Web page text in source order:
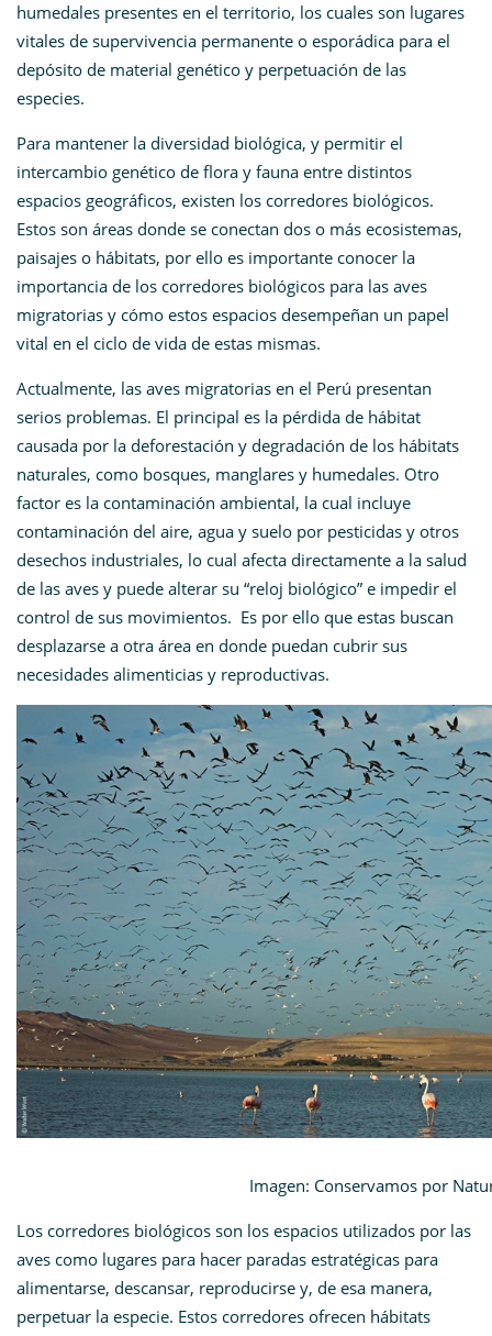
humedales presentes en el territorio, los cuales son lugares
vitales de supervivencia permanente o esporádica para el
depósito de material genético y perpetuación de las
especies.
Para mantener la diversidad biológica, y permitir el
intercambio genético de flora y fauna entre distintos
espacios geográficos, existen los corredores biológicos.
Estos son áreas donde se conectan dos o más ecosistemas,
paisajes o hábitats, por ello es importante conocer la
importancia de los corredores biológicos para las aves
migratorias y cómo estos espacios desempeñan un papel
vital en el ciclo de vida de estas mismas.
Actualmente, las aves migratorias en el Perú presentan
serios problemas. El principal es la pérdida de hábitat
causada por la deforestación y degradación de los hábitats
naturales, como bosques, manglares y humedales. Otro
factor es la contaminación ambiental, la cual incluye
contaminación del aire, agua y suelo por pesticidas y otros
desechos industriales, lo cual afecta directamente a la salud
de las aves y puede alterar su “reloj biológico” e impedir el
control de sus movimientos. Es por ello que estas buscan
desplazarse a otra área en donde puedan cubrir sus
necesidades alimenticias y reproductivas.
Imagen: Conservamos por
Los corredores biológicos son los espacios utilizados por las
aves como lugares para hacer paradas estratégicas para
alimentarse, descansar, reproducirse y, de esa manera,
perpetuar la especie. Estos corredores ofrecen hábitats